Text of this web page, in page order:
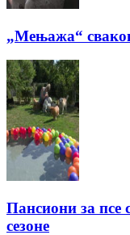
„Мењажа“
Пансиони за псе
сезоне